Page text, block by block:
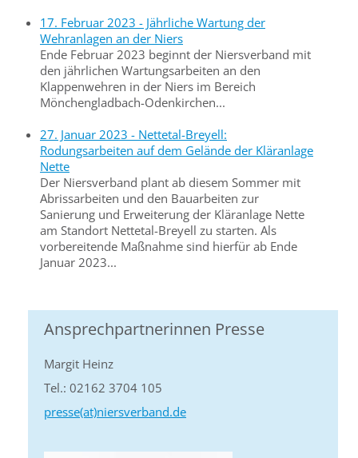
17. Februar 2023 - Jährliche Wartung der
Wehranlagen an der Niers
Ende Februar 2023 beginnt der Niersverband mit
den jährlichen Wartungsarbeiten an den
Klappenwehren in der Niers im Bereich
Mönchengladbach-Odenkirchen...
27. Januar 2023 - Nettetal-Breyell:
Rodungsarbeiten auf dem Gelände der Kläranlage
Nette
Der Niersverband plant ab diesem Sommer mit
Abrissarbeiten und den Bauarbeiten zur
Sanierung und Erweiterung der Kläranlage Nette
am Standort Nettetal-Breyell zu starten. Als
vorbereitende Maßnahme sind hierfür ab Ende
Januar 2023...
Ansprechpartnerinnen Presse
Margit Heinz
Tel.: 02162 3704 105
presse(at)niersverband.de